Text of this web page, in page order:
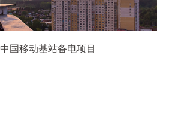
中国移动基站备电项目